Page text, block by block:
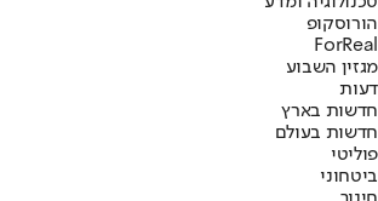
הורוסקופ
ForReal
מגזין השבוע
דעות
חדשות בארץ
חדשות בעולם
פוליטי
ביטחוני